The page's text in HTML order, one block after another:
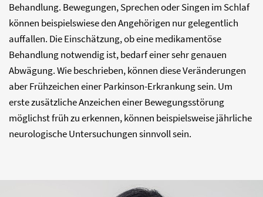
Behandlung. Bewegungen, Sprechen oder Singen im Schlaf
können beispielswiese den Angehörigen nur gelegentlich
auffallen. Die Einschätzung, ob eine medikamentöse
Behandlung notwendig ist, bedarf einer sehr genauen
Abwägung. Wie beschrieben, können diese Veränderungen
aber Frühzeichen einer Parkinson-Erkrankung sein. Um
erste zusätzliche Anzeichen einer Bewegungsstörung
möglichst früh zu erkennen, können beispielsweise jährliche
neurologische Untersuchungen sinnvoll sein.